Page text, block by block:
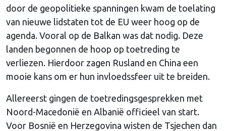
door de geopolitieke spanningen kwam de toelating
van nieuwe lidstaten tot de EU weer hoog op de
agenda. Vooral op de Balkan was dat nodig. Deze
landen begonnen de hoop op toetreding te
verliezen. Hierdoor zagen Rusland en China een
mooie kans om er hun invloedssfeer uit te breiden.
Allereerst gingen de toetredingsgesprekken met
Noord-Macedonië en Albanië officieel van start.
Voor Bosnië en Herzegovina wisten de Tsjechen dan